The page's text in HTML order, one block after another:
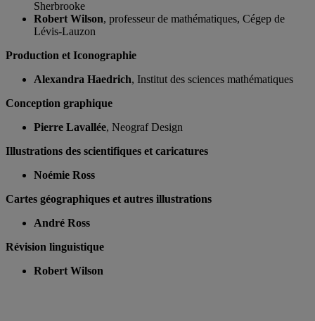
Sherbrooke
Robert Wilson, professeur de mathématiques, Cégep de
Lévis-Lauzon
Production et Iconographie
Alexandra Haedrich, Institut des sciences mathématiques
Conception graphique
Pierre Lavallée, Neograf Design
Illustrations des scientifiques et caricatures
Noémie Ross
Cartes géographiques et autres illustrations
André Ross
Révision linguistique
Robert Wilson